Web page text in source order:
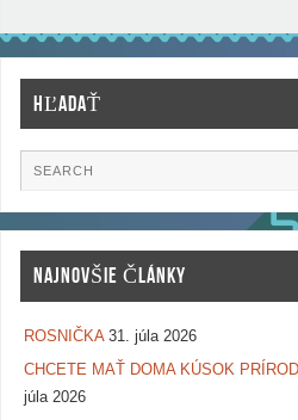
HĽADAŤ
NAJNOVŠIE ČLÁNKY
ROSNIČKA 31. júla 2026
CHCETE MAŤ DOMA KÚSOK
júla 2026